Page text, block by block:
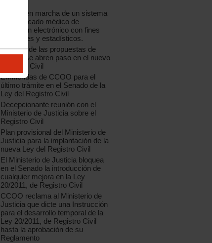
Puesta en marcha de un sistema
de certificado médico de
defunción electrónico con fines
registrales y estadísticos.
Muchas de las propuestas de
CCOO se abren paso en el nuevo
Registro Civil
Enmiendas de CCOO para el
último trámite en el Senado de la
Ley del Registro Civil
Decepcionante reunión con el
Ministerio de Justicia sobre el
Registro Civil
Plan provisional del Ministerio de
Justicia para la implantación de la
nueva Ley del Registro Civil
El Ministerio de Justicia bloquea
en el Senado la introducción de
cualquier mejora en la Ley
20/2011, de Registro Civil
CCOO reclama al Ministerio de
Justicia que dicte una Instrucción
para el desarrollo temporal de la
Ley 20/2011, de Registro Civil
hasta la aprobación de su
Reglamento